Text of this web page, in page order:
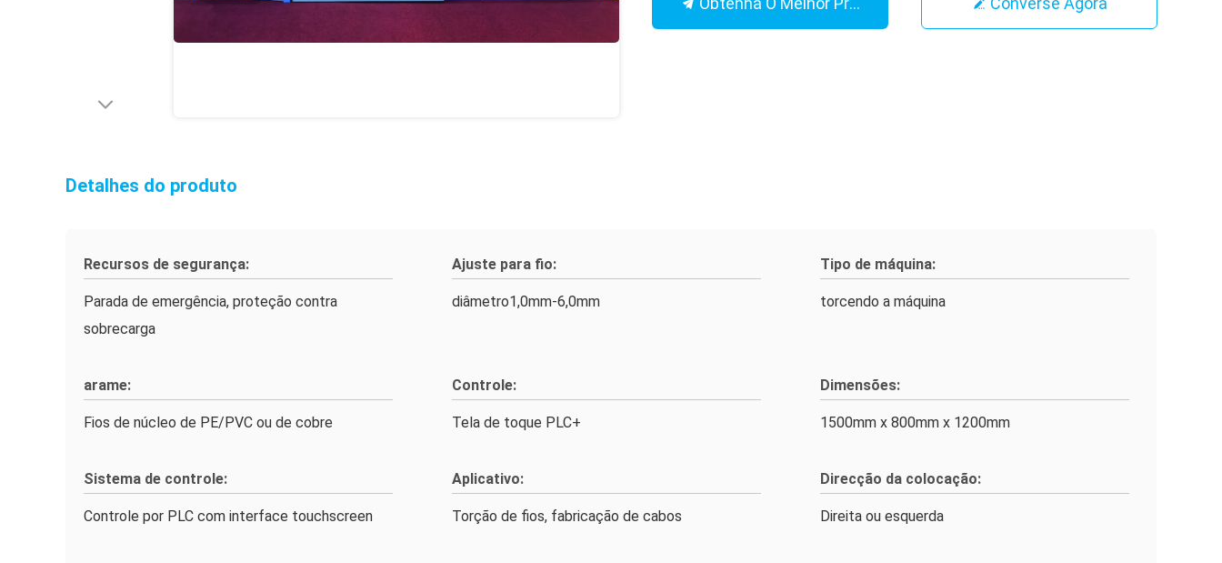
Detalhes do produto
Recursos de segurança:
Parada de emergência, proteção contra
sobrecarga
Ajuste para fio:
diâmetro1,0mm-6,0mm
Tipo de máquina:
torcendo a máquina
arame:
Fios de núcleo de PE/PVC ou de cobre
Controle:
Tela de toque PLC+
Dimensões:
1500mm x 800mm x 1200mm
Sistema de controle:
Controle por PLC com interface touchscreen
Aplicativo:
Torção de fios, fabricação de cabos
Direcção da colocação:
Direita ou esquerda